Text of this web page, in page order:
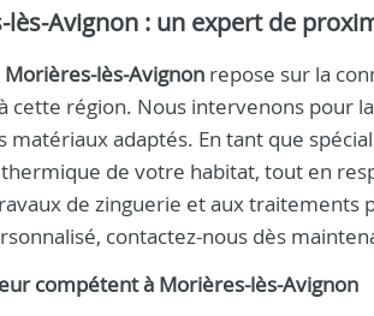
Avignon : un expert de
lès-Avignon repose sur la
cette région. Nous intervenons pour
matériaux adaptés. En tant que
thermique de votre habitat, tout en
de zinguerie et aux
contactez-nous dès
compétent à Morières-lès-Avignon